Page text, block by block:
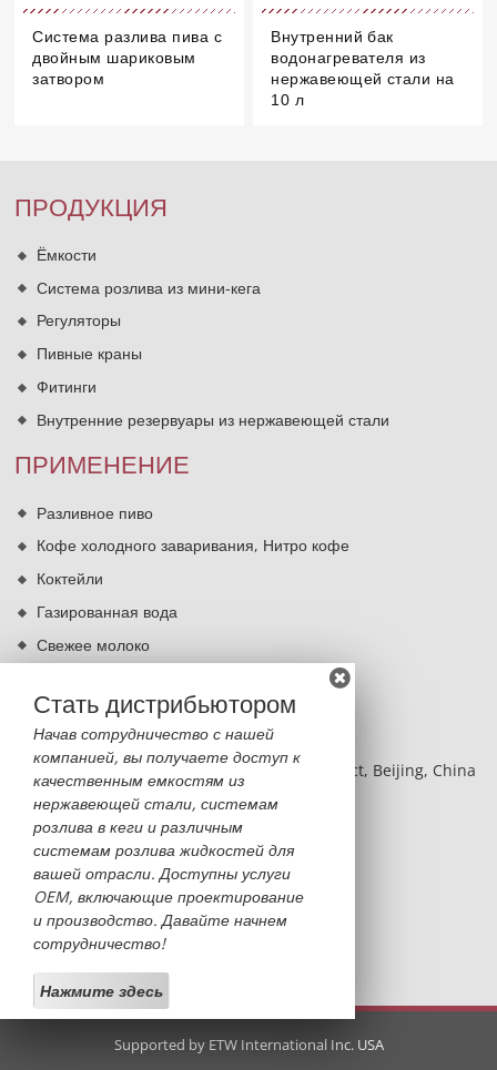
Система разлива пива с
двойным шариковым
затвором
Внутренний бак
водонагревателя из
нержавеющей стали на
10 л
Стать дистрибьютором
Начав сотрудничество с нашей
компанией, вы получаете доступ к
качественным емкостям из
нержавеющей стали, системам
розлива в кеги и различным
системам розлива жидкостей для
вашей отрасли. Доступны услуги
OEM, включающие проектирование
и производство. Давайте начнем
сотрудничество!
Нажмите здесь
ПРОДУКЦИЯ
Ёмкости
Система розлива из мини-кега
Регуляторы
Пивные краны
Фитинги
Внутренние резервуары из нержавеющей стали
ПРИМЕНЕНИЕ
Разливное пиво
Кофе холодного заваривания, Нитро кофе
Коктейли
Газированная вода
Свежее молоко
КОНТАКТЫ
BLDG 2, NO.8 Hangfeng RD, Fengtai District, Beijing, China
Monica Sun
monica@sinobatoo.com
+86-13522369053
+86-10-63711730
+86-13522369053
Supported by ETW International Inc. USA